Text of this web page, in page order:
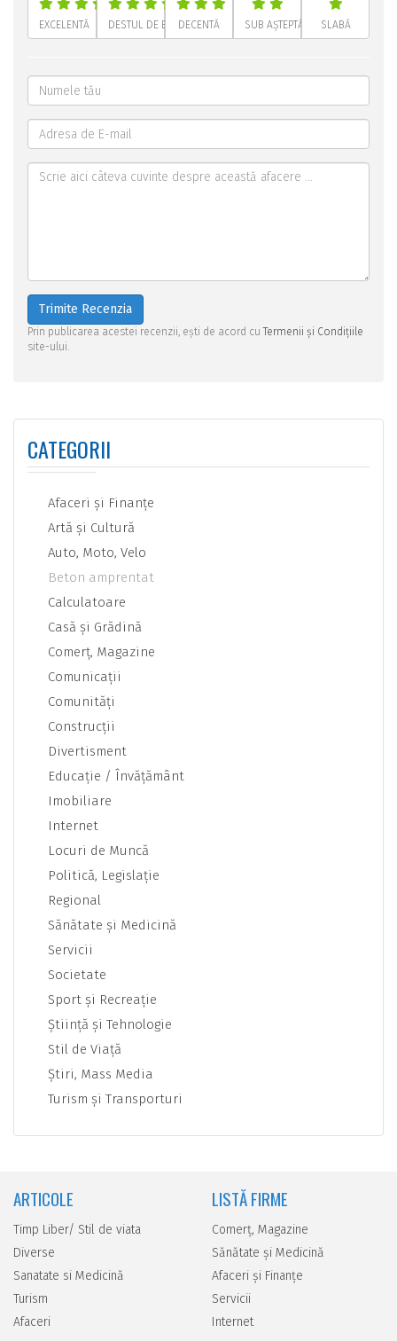
EXCELENTĂ DESTUL DE BUNĂDECENTĂ SUB AȘTEPTĂRI SLABĂ
Trimite Recenzia
Prin publicarea acestei recenzii, ești de acord cuTermenii și Condițiile
site-ului.
CATEGORII
Afaceri şi Finanţe
Artă şi Cultură
Auto, Moto, Velo
Beton amprentat
Calculatoare
Casă şi Grădină
Comerţ, Magazine
Comunicaţii
Comunităţi
Construcţii
Divertisment
Educaţie / Învăţământ
Imobiliare
Internet
Locuri de Muncă
Politică, Legislaţie
Regional
Sănătate şi Medicină
Servicii
Societate
Sport şi Recreaţie
Ştiinţă şi Tehnologie
Stil de Viaţă
Ştiri, Mass Media
Turism şi Transporturi
ARTICOLE
Timp Liber/ Stil de viata
Diverse
Sanatate si Medicină
Turism
Afaceri
LISTĂ FIRME
Comerţ, Magazine
Sănătate şi Medicină
Afaceri şi Finanţe
Servicii
Internet